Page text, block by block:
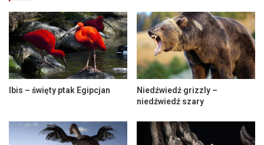
Ibis – święty ptak Egipcjan
Niedźwiedź grizzly –
niedźwiedź szary